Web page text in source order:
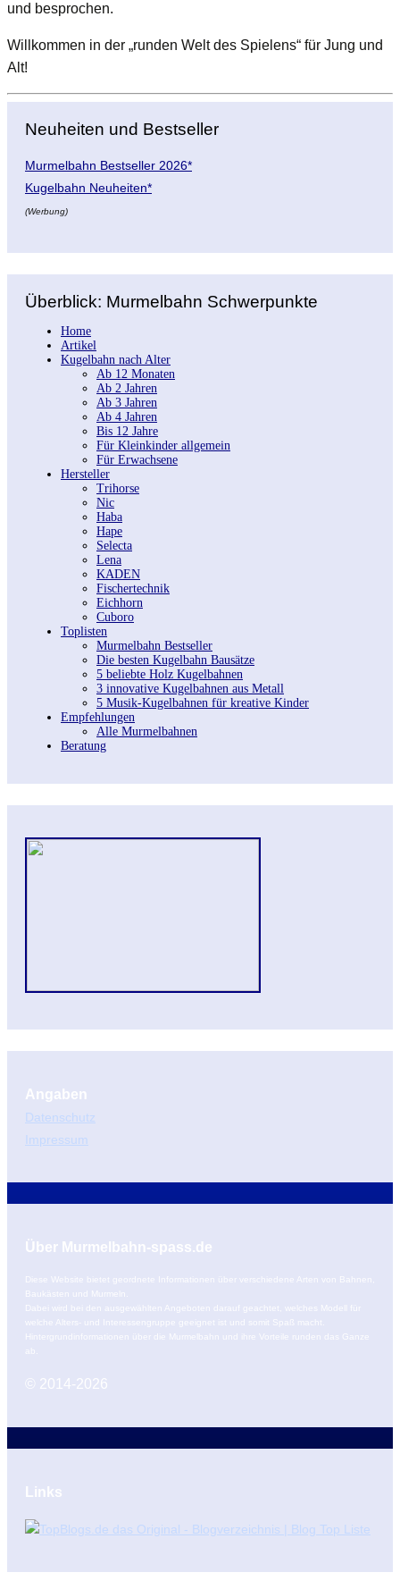
und besprochen.
Willkommen in der „runden Welt des Spielens“ für Jung und
Alt!
Neuheiten und Bestseller
Murmelbahn Bestseller 2026*
Kugelbahn Neuheiten*
(Werbung)
Überblick: Murmelbahn Schwerpunkte
Home
Artikel
Kugelbahn nach Alter
Ab 12 Monaten
Ab 2 Jahren
Ab 3 Jahren
Ab 4 Jahren
Bis 12 Jahre
Für Kleinkinder allgemein
Für Erwachsene
Hersteller
Trihorse
Nic
Haba
Hape
Selecta
Lena
KADEN
Fischertechnik
Eichhorn
Cuboro
Toplisten
Murmelbahn Bestseller
Die besten Kugelbahn Bausätze
5 beliebte Holz Kugelbahnen
3 innovative Kugelbahnen aus Metall
5 Musik-Kugelbahnen für kreative Kinder
Empfehlungen
Alle Murmelbahnen
Beratung
Angaben
Datenschutz
Impressum
Über Murmelbahn-spass.de
Diese Website bietet geordnete Informationen über verschiedene Arten von Bahnen,
Baukästen und Murmeln.
Dabei wird bei den ausgewählten Angeboten darauf geachtet, welches Modell für
welche Alters- und Interessengruppe geeignet ist und somit Spaß macht.
Hintergrundinformationen über die Murmelbahn und ihre Vorteile runden das Ganze
ab.
© 2014-2026
Links